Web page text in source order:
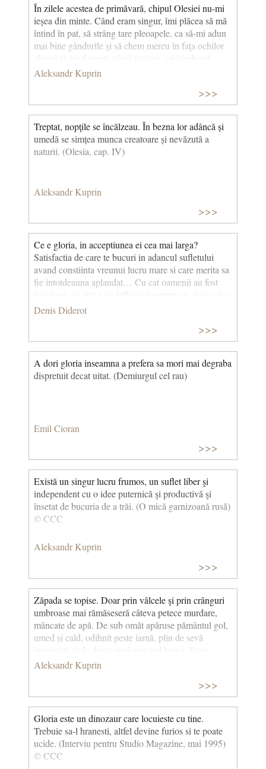
În zilele acestea de primăvară, chipul Olesiei nu-mi
ieșea din minte. Când eram singur, îmi plăcea să mă
întind în pat, să strâng tare pleoapele, ca să-mi adun
mai bine gândurile şi să chem mereu în faţa ochilor
chipul ei când aspru, când viclean, cu zâmbetul
luminos și gingaș, trupul ei tineresc, crescut în
libertatea bătrânei păduri, tot atât de zvelt şi de
viguros ca brazii cei tineri, glasul ei proaspăt,
câteodată neaşteptat de adânc și de catifelat... „În
toate mişcările, în toate vorbele ei se simte o nuanţă
de nobleţe, îmi ziceam (desigur în sensul cel mai bun
al acestui cuvânt destul de banal), un fel de
cumpătare plină, de graţie înnăscută..." Mă atrăgeau
mijlocul mlaştinii, dar, mai ales, încrederea plină de
mândrie în proprille sale forţe, pe care o întrezărisem,
din puţinele ei cuvinte. (Olesia, cap. IV)
Aleksandr Kuprin
>>>
Treptat, nopţile se încălzeau. În bezna lor adâncă și
umedă se simțea munca creatoare și nevăzută a
naturii. (Olesia, cap. IV)
Aleksandr Kuprin
>>>
Ce e gloria, in acceptiunea ei cea mai larga?
Satisfactia de care te bucuri in adancul sufletului
avand constiinta vreunui lucru mare si care merita sa
fie intotdeauna aplaudat… Cu cat oamenii au fost
mai mari, cu atat s-au inflacarat pentru ea; si cu cat s-
au inflacarat pentru ea, cu atat au fost mai mari.
Denis Diderot
>>>
A dori gloria inseamna a prefera sa mori mai degraba
dispretuit decat uitat. (Demiurgul cel rau)
Emil Cioran
>>>
Există un singur lucru frumos, un suflet liber şi
independent cu o idee puternică şi productivă şi
însetat de bucuria de a trăi. (O mică garnizoană rusă)
© CCC
Aleksandr Kuprin
>>>
Zăpada se topise. Doar prin vâlcele şi prin crânguri
umbroase mai rămăseseră câteva petece murdare,
mâncate de apă. De sub omăt apăruse pământul gol,
umed și cald, odihnit peste iarnă, plin de sevă
proaspătă şi de dorul unui nou rod bogat. Peste
ogoarele negre unduia un abur uşor, umplând
văzduhul cu mireasma pământului dezghețat,
îmbătătoare a primăverii, pe care chiar și în oraş o
recunoşti din sute de alte mirosuri. Mi se părea că o
dată cu mirosul acesta mi se strecoară în suflet şi
tristeţea primăverii, tristeţe dulce şi gingaşă, plină de
aşteptări şi presimțiri nelămurite, o tristețe poetică, ce
te face să vezi toate femeile — frumoase şi care e
Aleksandr Kuprin
>>>
Gloria este un dinozaur care locuieste cu tine.
Trebuie sa-l hranesti, altfel devine furios si te poate
ucide. (Interviu pentru Studio Magazine, mai 1995)
© CCC